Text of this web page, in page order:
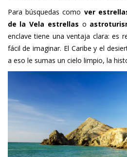
Para búsquedas como ver
de la Vela estrellas o
enclave tiene una ventaja clara: es
fácil de imaginar. El Caribe y el
a eso le sumas un cielo limpio, la